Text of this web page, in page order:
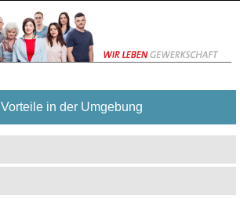
Vorteile in der Umgebung